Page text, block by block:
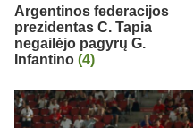
Argentinos federacijos
prezidentas C. Tapia
negailėjo pagyrų G.
Infantino (4)